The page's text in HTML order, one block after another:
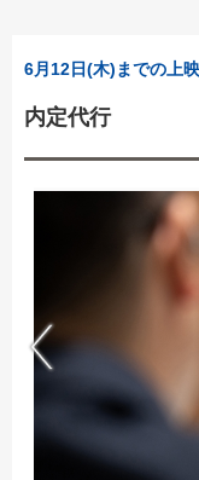
6月12日(木)までの上映
内定代行